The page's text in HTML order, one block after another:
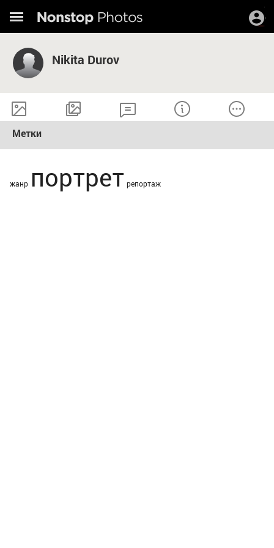
Nikita Durov
Метки
жанр портрет репортаж